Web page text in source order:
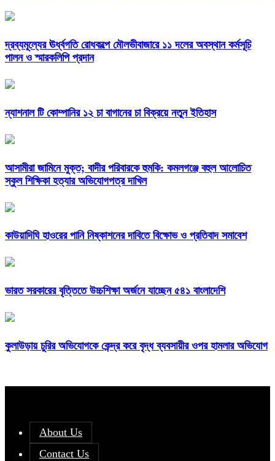
দ্রব্যমূল্যের ঊর্ধ্বগতি রোধকল্পে মৌলভীবাজারে ১১ দলের অবস্থান কর্মসূচি
পালন ও স্মারকলিপি প্রদান
ন্যাশনাল টি কোম্পানির ১২ চা বাগানের চা বিক্রয়ে নতুন ইতিহাস
আসামীরা জামিনে মুক্ত; বাদীর পরিবারকে হুমকি: কমলগঞ্জে বহুল আলোচিত
স্কুল শিক্ষিকা হত্যার অভিযোগপত্র দাখিল
কাউয়াদিঘি হাওরের পানি নিষ্কাশনের দাবিতে বিক্ষোভ ও প্রতিবাদ সমাবেশ
ভারত সরকারের বৃত্তিতে উচ্চশিক্ষা অর্জনে যাচ্ছেন ৫৪১ বাংলাদেশি
কুলাউড়ায় চুরির অভিযোগকে কেন্দ্র করে বৃদ্ধ ব্যবসায়ীর ওপর হামলার অভিযোগ
About Us
Contact Us